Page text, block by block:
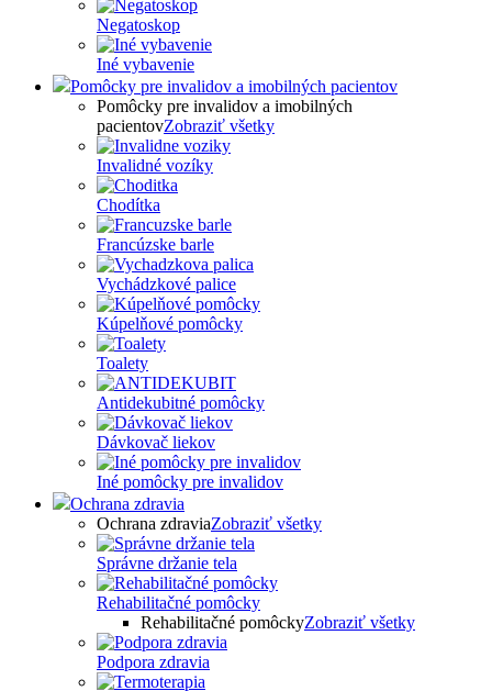
Negatoskop
Iné vybavenie
Pomôcky pre invalidov a imobilných pacientov
Pomôcky pre invalidov a imobilných
pacientovZobraziť všetky
Invalidné vozíky
Chodítka
Francúzske barle
Vychádzkové palice
Kúpelňové pomôcky
Toalety
Antidekubitné pomôcky
Dávkovač liekov
Iné pomôcky pre invalidov
Ochrana zdravia
Ochrana zdraviaZobraziť všetky
Správne držanie tela
Rehabilitačné pomôcky
Rehabilitačné pomôckyZobraziť všetky
Podpora zdravia